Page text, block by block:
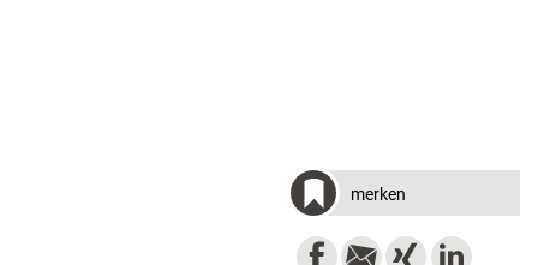
merken